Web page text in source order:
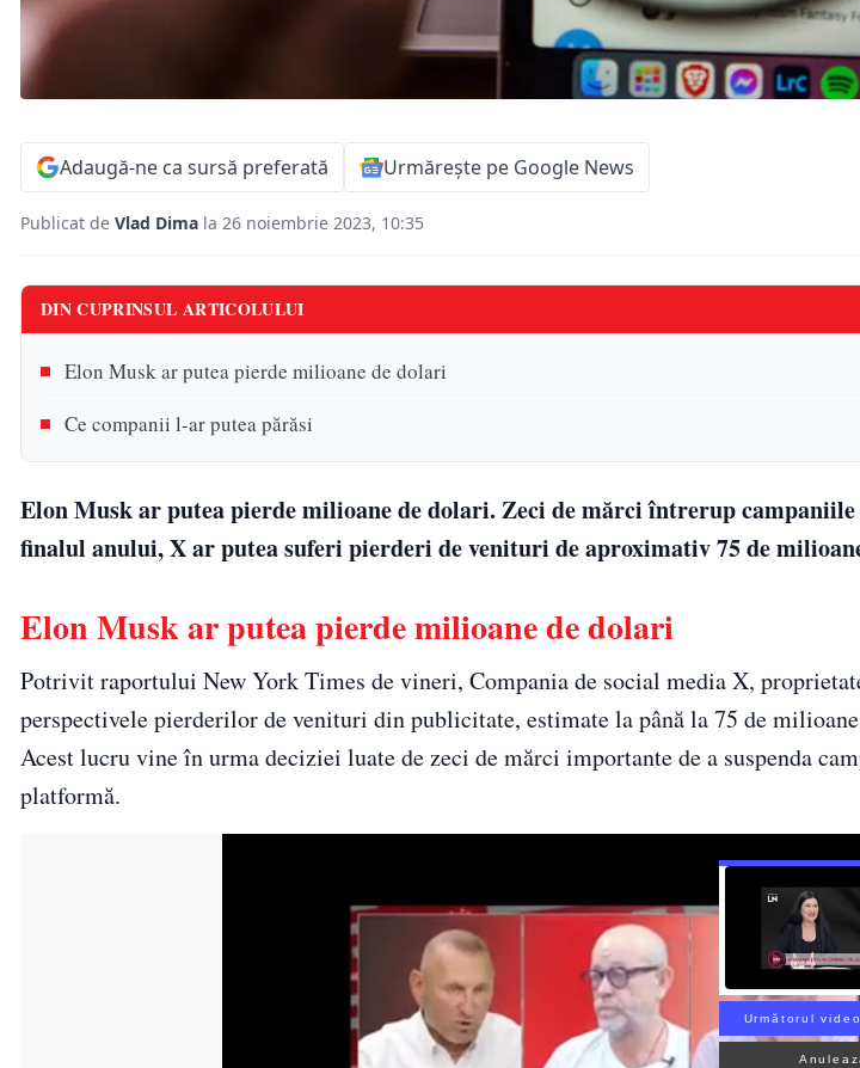
Adaugă-ne ca sursă preferată Urmărește pe Google News
Publicat de Vlad Dima la 26 noiembrie 2023, 10:35
DIN CUPRINSUL ARTICOLULUI
Elon Musk ar putea pierde milioane de dolari
Ce companii l-ar putea părăsi
Elon Musk ar putea pierde milioane de dolari. Zeci de mărci întrerup
finalul anului, X ar putea suferi pierderi de venituri de aproximativ 75 de
Elon Musk ar putea pierde milioane de dolari
Potrivit raportului New York Times de vineri, Compania de social media X,
perspectivele pierderilor de venituri din publicitate, estimate la până la 75 de
Acest lucru vine în urma deciziei luate de zeci de mărci importante de a suspenda
platformă.
Următorul